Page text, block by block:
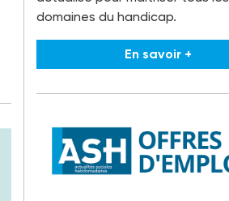
domaines du handicap.
En savoir +